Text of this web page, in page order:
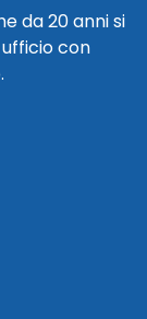
da 20 anni si
con